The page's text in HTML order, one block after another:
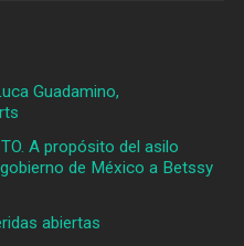
Guadamino,
A propósito del asilo
de México a Betssy
abiertas